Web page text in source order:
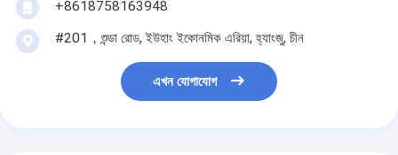
+8618758163948
#201，শুন্ডা রোড, ইউহাং ইকোনমিক এরিয়া, হ্যাংজু, চীন
এখন যোগাযোগ